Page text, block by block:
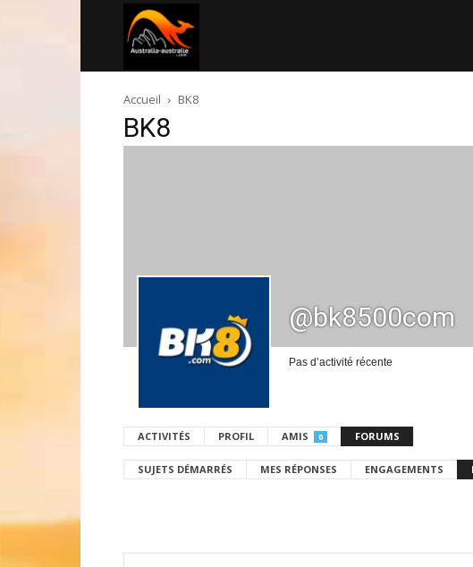
australie.com
Accueil BK8
BK8
@bk8500com
Pas d’activité récente
ACTIVITÉS PROFIL AMIS 0 FORUMS
SUJETS DÉMARRÉS MES RÉPONSES ENGAGEMENTS